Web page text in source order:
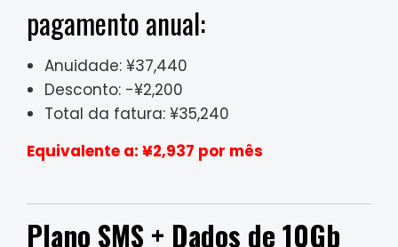
pagamento anual:
Anuidade: ¥37,440
Desconto: -¥2,200
Total da fatura: ¥35,240
Equivalente a: ¥2,937 por mês
Plano SMS + Dados de 10Gb